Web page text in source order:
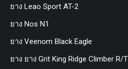
ยาง Leao Sport AT-2
ยาง Nos N1
ยาง Veenom Black Eagle
ยาง ยาง Grit King Ridge Climber R/T